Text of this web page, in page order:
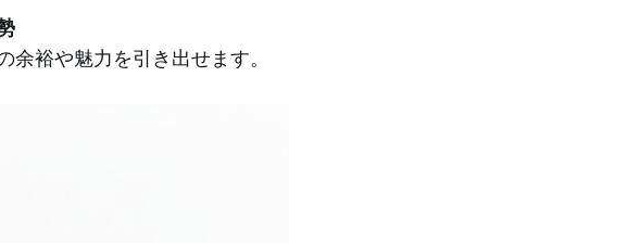
裕や魅力を引き出せます。